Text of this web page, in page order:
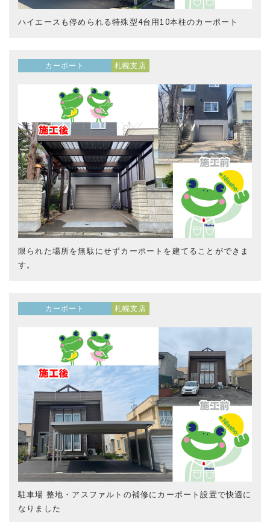
ハイエースも停められる特殊型4台用10本柱のカーポート
カーポート 札幌支店
限られた場所を無駄にせずカーポートを建てることができま
す。
カーポート 札幌支店
駐車場 整地・アスファルトの補修にカーポート設置で快適に
なりました